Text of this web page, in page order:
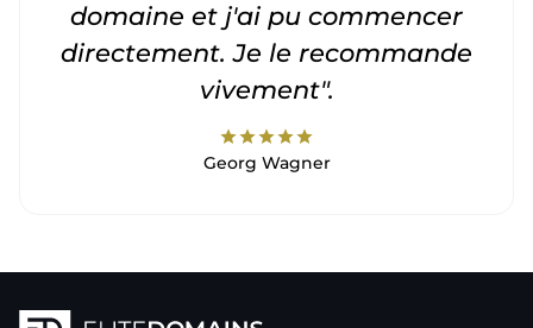
domaine et j'ai pu commencer
directement. Je le recommande
vivement".
starstarstarstarstar
Georg Wagner